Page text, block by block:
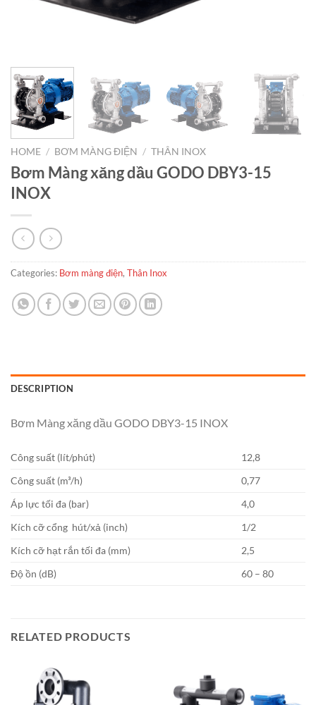
HOME / BƠM MÀNG ĐIỆN / THÂN INOX
Bơm Màng xăng dầu GODO DBY3-15
INOX
Categories: Bơm màng điện, Thân Inox
DESCRIPTION
Bơm Màng xăng dầu GODO DBY3-15 INOX
Công suất (lít/phút)
12,8
Công suất (m³/h)
0,77
Áp lực tối đa (bar)
4,0
Kích cỡ cổng hút/xả (inch)
1/2
Kích cỡ hạt rắn tối đa (mm)
2,5
Độ ồn (dB)
60 – 80
RELATED PRODUCTS